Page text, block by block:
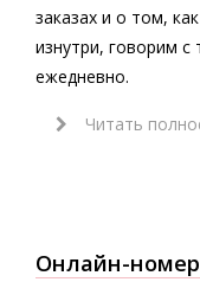
заказах и о том,
изнутри, говорим с
ежедневно.
Читать
Онлайн-номер